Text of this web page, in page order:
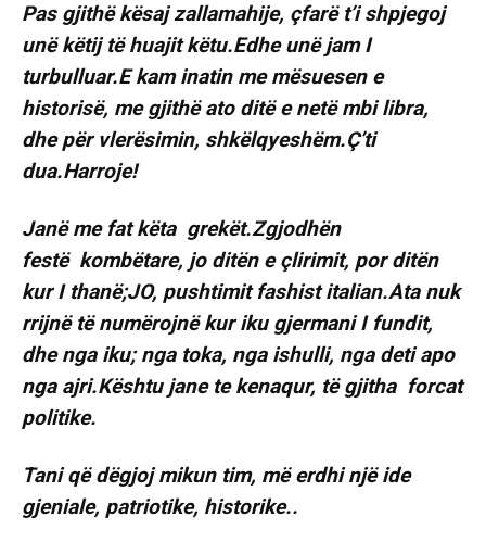
Pas gjithë kësaj zallamahije, çfarë t’i shpjegoj
unë këtij të huajit këtu.Edhe unë jam I
turbulluar.E kam inatin me mësuesen e
historisë, me gjithë ato ditë e netë mbi libra,
dhe për vlerësimin, shkëlqyeshëm.Ç’ti
dua.Harroje!
Janë me fat këta grekët.Zgjodhën
festë kombëtare, jo ditën e çlirimit, por ditën
kur I thanë;JO, pushtimit fashist italian.Ata nuk
rrijnë të numërojnë kur iku gjermani I fundit,
dhe nga iku; nga toka, nga ishulli, nga deti apo
nga ajri.Kështu jane te kenaqur, të gjitha forcat
politike.
Tani që dëgjoj mikun tim, më erdhi një ide
gjeniale, patriotike, historike..